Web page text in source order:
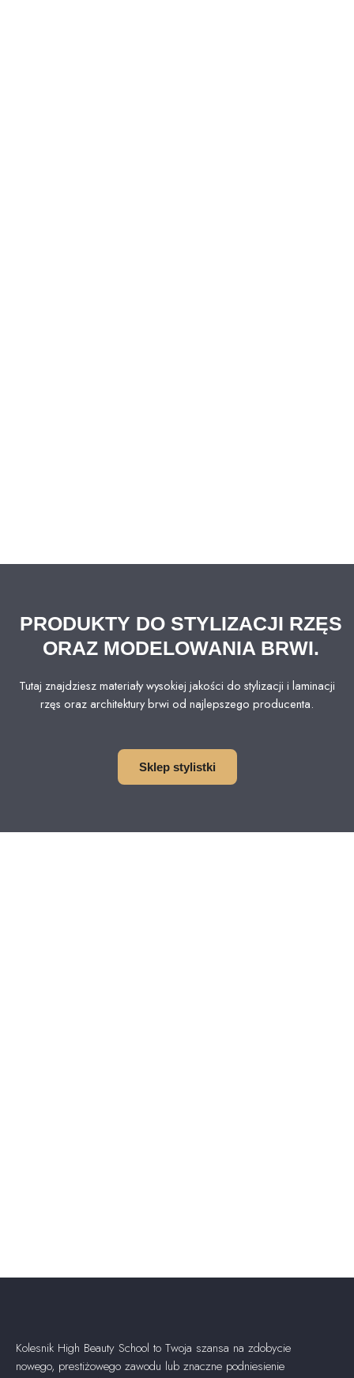
PRODUKTY DO STYLIZACJI RZĘS
ORAZ MODELOWANIA BRWI.
Tutaj znajdziesz materiały wysokiej jakości do stylizacji i laminacji
rzęs oraz architektury brwi od najlepszego producenta.
Sklep stylistki
Kolesnik High Beauty School to Twoja szansa na zdobycie
nowego, prestiżowego zawodu lub znaczne podniesienie